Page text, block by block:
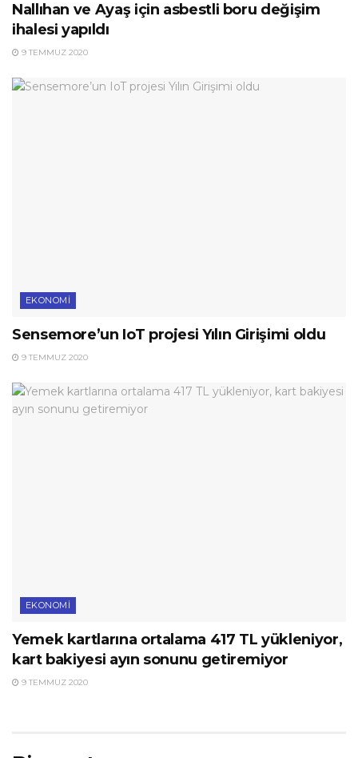
Nallıhan ve Ayaş için asbestli boru değişim
ihalesi yapıldı
9 TEMMUZ 2020
EKONOMI
Sensemore’un IoT projesi Yılın Girişimi oldu
9 TEMMUZ 2020
EKONOMI
Yemek kartlarına ortalama 417 TL yükleniyor,
kart bakiyesi ayın sonunu getiremiyor
9 TEMMUZ 2020